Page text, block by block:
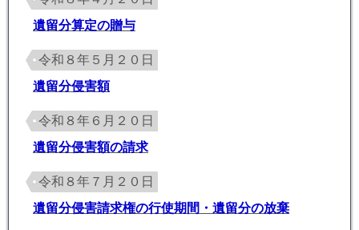
遺留分算定の贈与
令和８年５月２０日
遺留分侵害額
令和８年６月２０日
遺留分侵害額の請求
令和８年７月２０日
遺留分侵害請求権の行使期間・遺留分の放棄